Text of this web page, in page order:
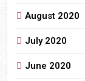
August 2020
July 2020
June 2020